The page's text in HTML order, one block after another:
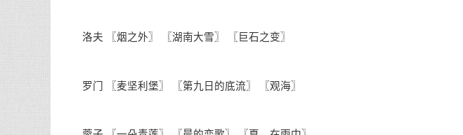
洛夫 〖烟之外〗 〖湖南大雪〗 〖巨石之变〗
罗门 〖麦坚利堡〗 〖第九日的底流〗 〖观海〗